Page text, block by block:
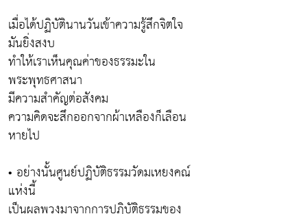
เมื่อได้ปฏิบัตินานวันเข้าความรู้สึกจิตใจ
มันยิ่งสงบ
ทำให้เราเห็นคุณค่าของธรรมะใน
พระพุทธศาสนา
มีความสำคัญต่อสังคม
ความคิดจะสึกออกจากผ้าเหลืองก็เลือน
หายไป
• อย่างนั้นศูนย์ปฏิบัติธรรมวัดมเหยงคณ์
แห่งนี้